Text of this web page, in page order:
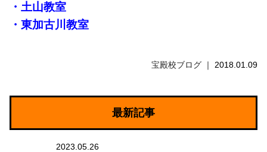
・土山教室
・東加古川教室
宝殿校ブログ 2018.01.09
最新記事
2023.05.26